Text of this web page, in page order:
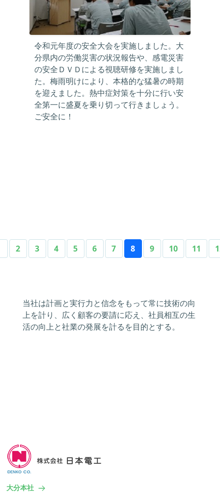
令和元年度の安全大会を実施しました。大
分県内の労働災害の状況報告や、感電災害
の安全ＤＶＤによる視聴研修を実施しまし
た。梅雨明けにより、本格的な猛暑の時期
を迎えました。熱中症対策を十分に行い安
全第一に盛夏を乗り切って行きましょう。
ご安全に！
2 3 4 5 6 7 8 9 10 11
当社は計画と実行力と信念をもって常に技術の向
上を計り、広く顧客の要請に応え、社員相互の生
活の向上と社業の発展を計るを目的とする。
大分本社